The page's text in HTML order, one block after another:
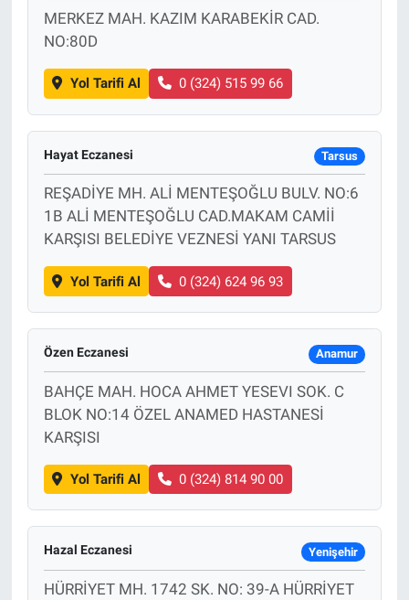
MERKEZ MAH. KAZIM KARABEKİR CAD.
NO:80D
Yol Tarifi Al 0 (324) 515 99 66
Hayat Eczanesi Tarsus
REŞADİYE MH. ALİ MENTEŞOĞLU BULV. NO:6
1B ALİ MENTEŞOĞLU CAD.MAKAM CAMİİ
KARŞISI BELEDİYE VEZNESİ YANI TARSUS
Yol Tarifi Al 0 (324) 624 96 93
Özen Eczanesi Anamur
BAHÇE MAH. HOCA AHMET YESEVI SOK. C
BLOK NO:14 ÖZEL ANAMED HASTANESİ
KARŞISI
Yol Tarifi Al 0 (324) 814 90 00
Hazal Eczanesi Yenişehir
HÜRRİYET MH. 1742 SK. NO: 39-A HÜRRİYET